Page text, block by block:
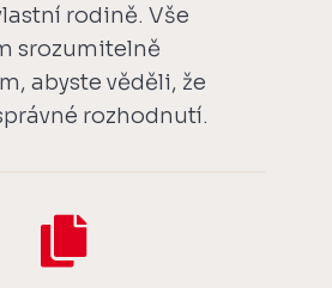
rodině. Vše
srozumitelně
abyste věděli, že
rozhodnutí.
